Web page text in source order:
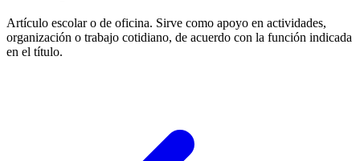
Artículo escolar o de oficina. Sirve como apoyo en actividades,
organización o trabajo cotidiano, de acuerdo con la función indicada
en el título.